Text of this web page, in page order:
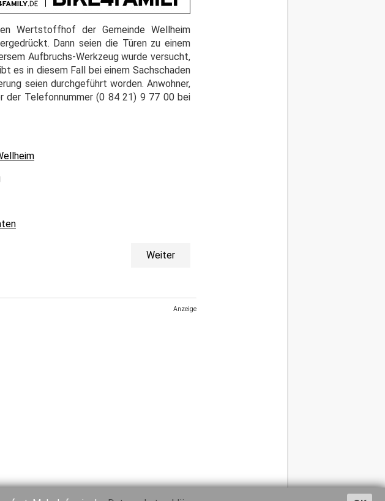
Wertstoffhof der Gemeinde Wellheim
Dann seien die Türen zu einem
Aufbruchs-Werkzeug wurde versucht,
es in diesem Fall bei einem Sachschaden
seien durchgeführt worden. Anwohner,
der Telefonnummer (0 84 21) 9 77 00 bei
Weiter
Anzeige